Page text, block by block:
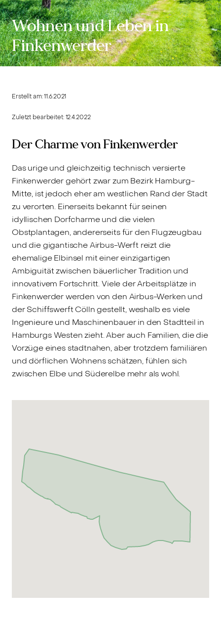
Wohnen und Leben in
Finkenwerder
Erstellt am:11.6.2021
Zuletzt bearbeitet:12.4.2022
Der Charme von Finkenwerder
Das urige und gleichzeitig technisch versierte
Finkenwerder gehört zwar zum Bezirk Hamburg-
Mitte, ist jedoch eher am westlichen Rand der Stadt
zu verorten. Einerseits bekannt für seinen
idyllischen Dorfcharme und die vielen
Obstplantagen, andererseits für den Flugzeugbau
und die gigantische Airbus-Werft reizt die
ehemalige Elbinsel mit einer einzigartigen
Ambiguität zwischen bäuerlicher Tradition und
innovativem Fortschritt. Viele der Arbeitsplätze in
Finkenwerder werden von den Airbus-Werken und
der Schiffswerft Cölln gestellt, weshalb es viele
Ingenieure und Maschinenbauer in den Stadtteil in
Hamburgs Westen zieht. Aber auch Familien, die die
Vorzüge eines stadtnahen, aber trotzdem familiären
und dörflichen Wohnens schätzen, fühlen sich
zwischen Elbe und Süderelbe mehr als wohl.